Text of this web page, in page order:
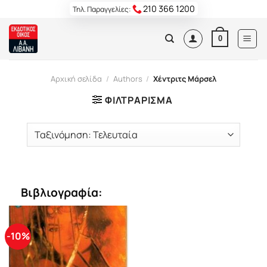
content
Τηλ. Παραγγελίες: 210 366 1200
0
Αρχική σελίδα / Authors / Χέντριτς Μάρσελ
ΦΙΛΤΡΆΡΙΣΜΑ
Βιβλιογραφία:
-10%